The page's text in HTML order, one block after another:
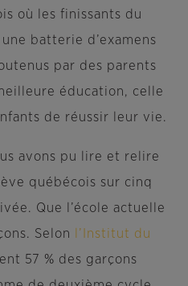
où les finissants du
batterie d’examens
par des parents
éducation, celle
de réussir leur vie.
avons pu lire et relire
québécois sur cinq
Que l’école actuelle
Selon
l’Institut du
57 % des garçons